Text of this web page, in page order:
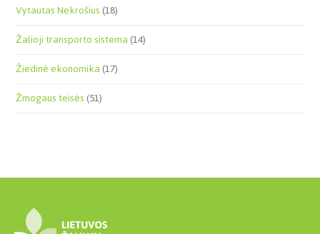
Vytautas Nekrošius(18)
Žalioji transporto sistema(14)
Žiedinė ekonomika(17)
Žmogaus teisės(51)